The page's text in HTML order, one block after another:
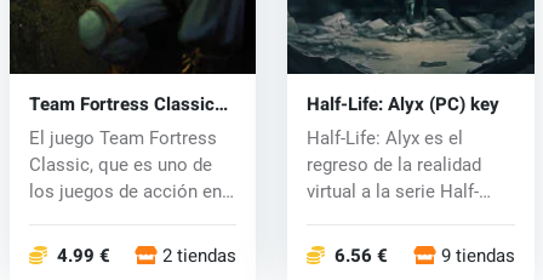
Team Fortress Classic
(PC) CD key
El juego Team Fortress
Classic, que es uno de
los juegos de acción en
4.99 € 2 tiendas
Half-Life: Alyx (PC) key
Half-Life: Alyx es el
regreso de la realidad
virtual a la serie Half-
6.56 € 9 tiendas